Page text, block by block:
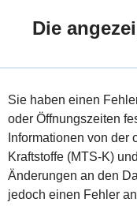
Die
Sie haben einen
oder Öffnungszeiten
Informationen von der
Kraftstoffe (MTS-K)
Änderungen an den
jedoch einen Fehler